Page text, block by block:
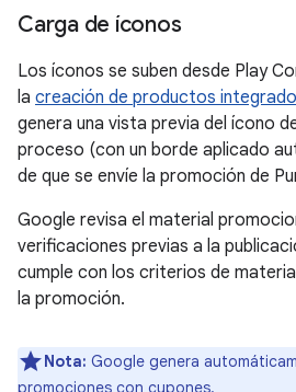
Carga de íconos
Los íconos se suben desde Play
la creación de productos
genera una vista previa del ícono
proceso (con un borde aplicado
de que se envíe la promoción de
Google revisa el material
verificaciones previas a la
cumple con los criterios de
la promoción.
Nota: Google genera
promociones con cupones.